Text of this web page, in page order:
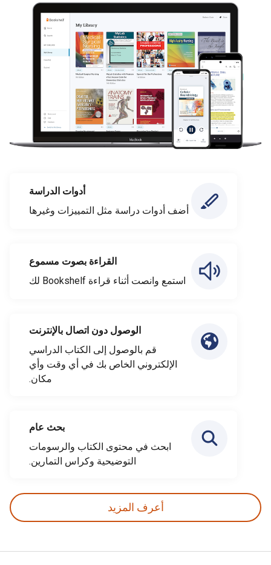
أدوات الدراسة
أضف أدوات دراسة مثل التمييزات وغيرها
القراءة بصوت مسموع
استمع وانصت أثناء قراءة Bookshelf لك
الوصول دون اتصال بالإنترنت
قم بالوصول إلى الكتاب الدراسي
الإلكتروني الخاص بك في أي وقت وأي
مكان.
بحث عام
ابحث في محتوى الكتاب والرسومات
التوضيحية وكراس التمارين.
أعرف المزيد